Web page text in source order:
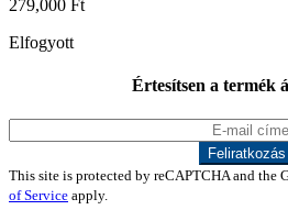
279,000 Ft
Elfogyott
Értesítsen a termék
This site is protected by reCAPTCHA and the
of Service apply.